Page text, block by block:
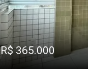
R$ 365.000